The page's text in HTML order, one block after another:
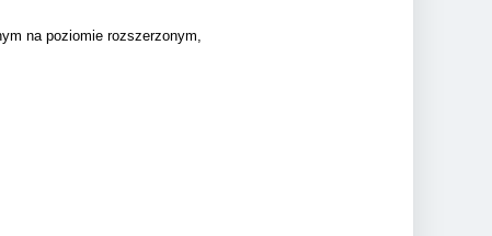
na poziomie rozszerzonym,